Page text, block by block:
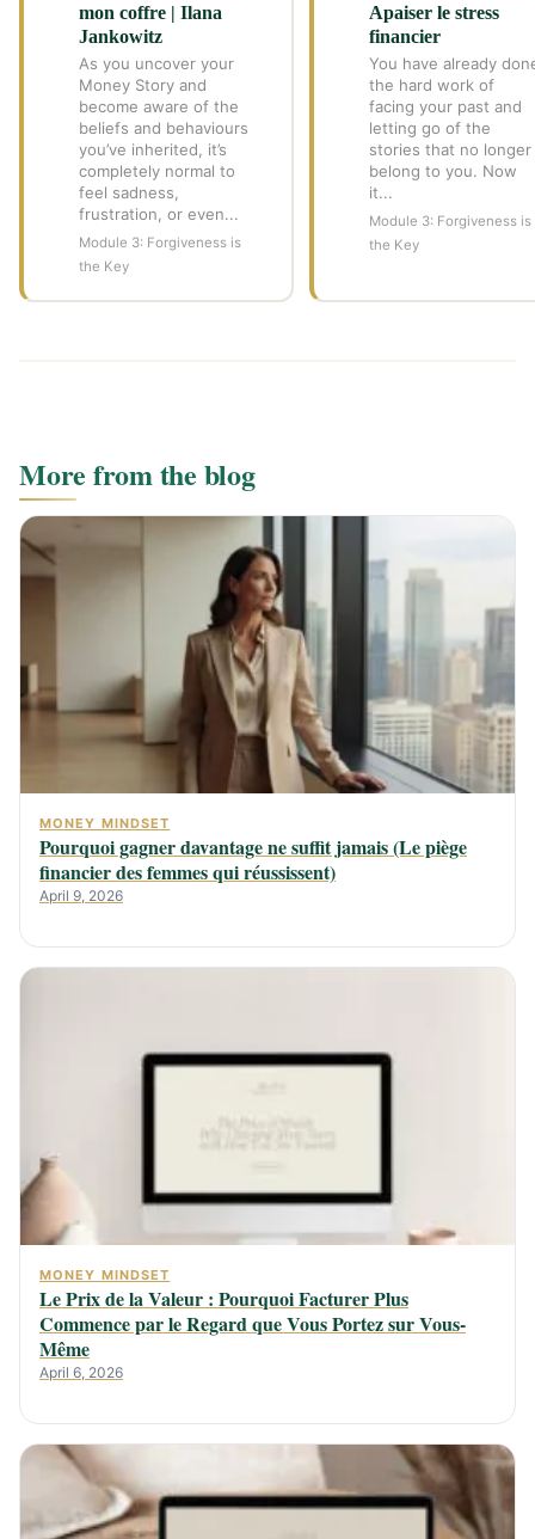
mon coffre | Ilana
Jankowitz
As you uncover your
Money Story and
become aware of the
beliefs and behaviours
you’ve inherited, it’s
completely normal to
feel sadness,
frustration, or even...
Module 3: Forgiveness is
the Key
Apaiser le stress
financier
You have already
the hard work of
facing your past and
letting go of the
stories that no longer
belong to you. Now
it...
Module 3: Forgiveness is
the Key
More from the blog
MONEY MINDSET
Pourquoi gagner davantage ne suffit jamais (Le piège
financier des femmes qui réussissent)
April 9, 2026
MONEY MINDSET
Le Prix de la Valeur : Pourquoi Facturer Plus
Commence par le Regard que Vous Portez sur Vous-
Même
April 6, 2026